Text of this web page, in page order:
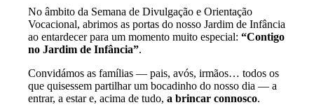
No âmbito da Semana de Divulgação e Orientação
Vocacional, abrimos as portas do nosso Jardim de Infância
ao entardecer para um momento muito especial: “Contigo
no Jardim de Infância”.
Convidámos as famílias — pais, avós, irmãos… todos os
que quisessem partilhar um bocadinho do nosso dia — a
entrar, a estar e, acima de tudo, a brincar connosco.